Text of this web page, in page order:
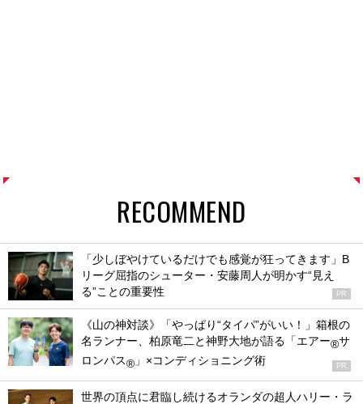
RECOMMEND
「少しぼやけているだけでも感覚が狂ってきます」B
リーグ屈指のシューター・安藤周人が明かす“見え
る”ことの重要性
PR
《山の神対談》「やっぱり“タイパ”がいい！」箱根の
名ランナー、柏原竜二と神野大地が語る「エアー®サ
ロンパス® 」×コンディショニング術 PR
世界の頂点に君臨し続けるオランダの超人ハリー・ラ